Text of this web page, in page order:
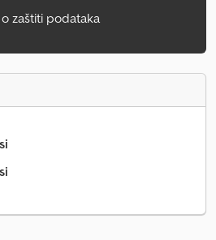
o zaštiti podataka